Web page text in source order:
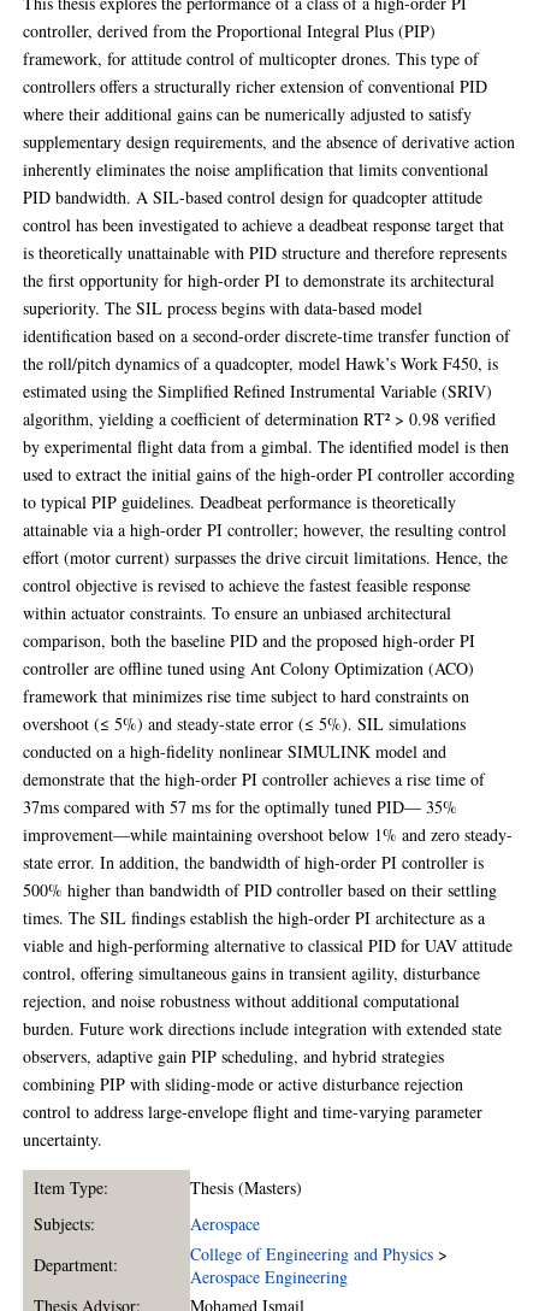
controller, derived from the Proportional Integral Plus (PIP)
framework, for attitude control of multicopter drones. This type of
controllers offers a structurally richer extension of conventional PID
where their additional gains can be numerically adjusted to satisfy
supplementary design requirements, and the absence of derivative action
inherently eliminates the noise amplification that limits conventional
PID bandwidth. A SIL-based control design for quadcopter attitude
control has been investigated to achieve a deadbeat response target that
is theoretically unattainable with PID structure and therefore represents
the first opportunity for high-order PI to demonstrate its architectural
superiority. The SIL process begins with data-based model
identification based on a second-order discrete-time transfer function of
the roll/pitch dynamics of a quadcopter, model Hawk’s Work F450, is
estimated using the Simplified Refined Instrumental Variable (SRIV)
algorithm, yielding a coefficient of determination RT² > 0.98 verified
by experimental flight data from a gimbal. The identified model is then
used to extract the initial gains of the high-order PI controller according
to typical PIP guidelines. Deadbeat performance is theoretically
attainable via a high-order PI controller; however, the resulting control
effort (motor current) surpasses the drive circuit limitations. Hence, the
control objective is revised to achieve the fastest feasible response
within actuator constraints. To ensure an unbiased architectural
comparison, both the baseline PID and the proposed high-order PI
controller are offline tuned using Ant Colony Optimization (ACO)
framework that minimizes rise time subject to hard constraints on
overshoot (≤ 5%) and steady-state error (≤ 5%). SIL simulations
conducted on a high-fidelity nonlinear SIMULINK model and
demonstrate that the high-order PI controller achieves a rise time of
37ms compared with 57 ms for the optimally tuned PID— 35%
improvement—while maintaining overshoot below 1% and zero steady-
state error. In addition, the bandwidth of high-order PI controller is
500% higher than bandwidth of PID controller based on their settling
times. The SIL findings establish the high-order PI architecture as a
viable and high-performing alternative to classical PID for UAV attitude
control, offering simultaneous gains in transient agility, disturbance
rejection, and noise robustness without additional computational
burden. Future work directions include integration with extended state
observers, adaptive gain PIP scheduling, and hybrid strategies
combining PIP with sliding-mode or active disturbance rejection
control to address large-envelope flight and time-varying parameter
uncertainty.
Item Type:
Thesis (Masters)
Subjects:
Aerospace
Department:
College of Engineering and Physics >
Aerospace Engineering
Thesis Advisor:
Mohamed Ismail